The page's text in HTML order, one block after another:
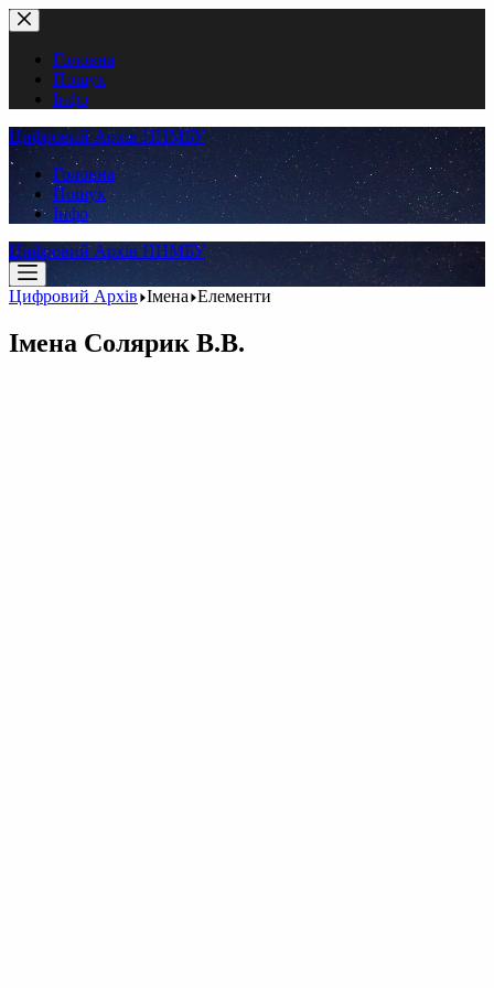
Перейти
до
вмістуГоловна
Пошук
Інфо
Цифровий Архів ННМБУ
Головна
Пошук
Інфо
Цифровий Архів ННМБУ
Цифровий Архів Імена Елементи
Імена Солярик В.В.